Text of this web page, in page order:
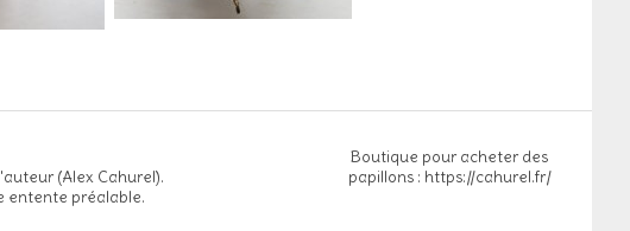
(Alex Cahurel).
entente préalable.
Boutique pour acheter des
papillons : https://cahurel.fr/